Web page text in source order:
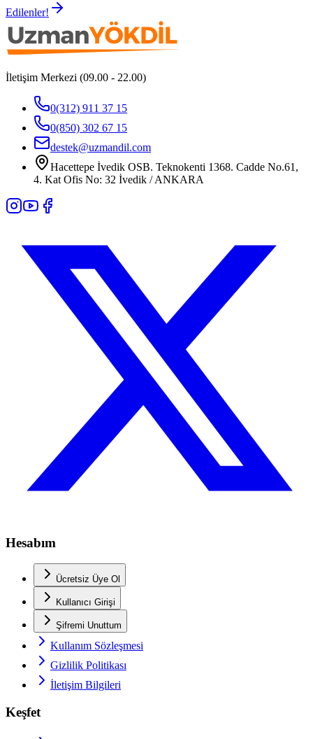
Edilenler!
İletişim Merkezi (09.00 - 22.00)
0(312) 911 37 15
0(850) 302 67 15
destek@uzmandil.com
Hacettepe İvedik OSB. Teknokenti 1368. Cadde No.61,
4. Kat Ofis No: 32 İvedik / ANKARA
Hesabım
Ücretsiz Üye Ol
Kullanıcı Girişi
Şifremi Unuttum
Kullanım Sözleşmesi
Gizlilik Politikası
İletişim Bilgileri
Keşfet